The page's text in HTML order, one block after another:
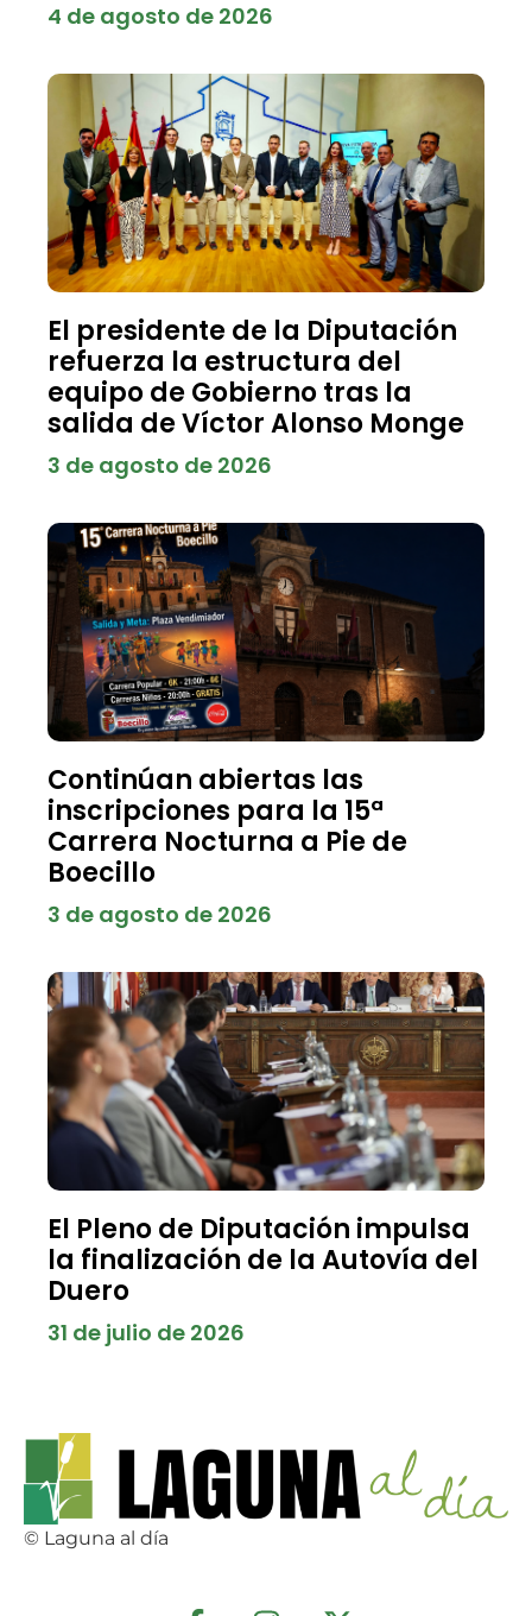
4 de agosto de 2026
El presidente de la Diputación
refuerza la estructura del
equipo de Gobierno tras la
salida de Víctor Alonso Monge
3 de agosto de 2026
Continúan abiertas las
inscripciones para la 15ª
Carrera Nocturna a Pie de
Boecillo
3 de agosto de 2026
El Pleno de Diputación impulsa
la finalización de la Autovía del
Duero
31 de julio de 2026
© Laguna al día